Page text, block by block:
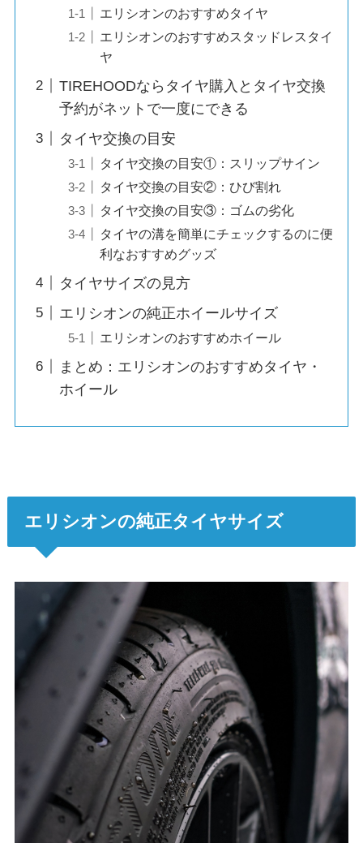
エリシオンのおすすめタイヤ
エリシオンのおすすめスタッドレスタイ
ヤ
TIREHOODならタイヤ購入とタイヤ交換
予約がネットで一度にできる
タイヤ交換の目安
タイヤ交換の目安①：スリップサイン
タイヤ交換の目安②：ひび割れ
タイヤ交換の目安③：ゴムの劣化
タイヤの溝を簡単にチェックするのに便
利なおすすめグッズ
タイヤサイズの見方
エリシオンの純正ホイールサイズ
エリシオンのおすすめホイール
まとめ：エリシオンのおすすめタイヤ・
ホイール
エリシオンの純正タイヤサイズ